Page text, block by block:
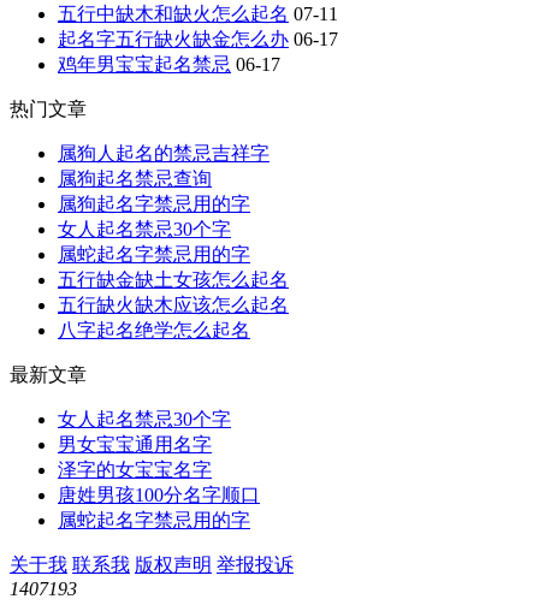
五行中缺木和缺火怎么起名 07-11
起名字五行缺火缺金怎么办 06-17
鸡年男宝宝起名禁忌 06-17
热门文章
属狗人起名的禁忌吉祥字
属狗起名禁忌查询
属狗起名字禁忌用的字
女人起名禁忌30个字
属蛇起名字禁忌用的字
五行缺金缺土女孩怎么起名
五行缺火缺木应该怎么起名
八字起名绝学怎么起名
最新文章
女人起名禁忌30个字
男女宝宝通用名字
泽字的女宝宝名字
唐姓男孩100分名字顺口
属蛇起名字禁忌用的字
关于我 联系我 版权声明 举报投诉
1407193